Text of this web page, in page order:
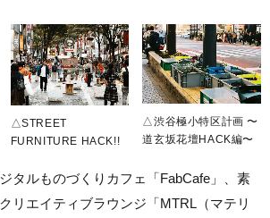
△STREET
FURNITURE HACK!!
△渋谷極小特区計画 〜
道玄坂花壇HACK編〜
タルものづくりカフェ「FabCafe」、素
リエイティブラウンジ「MTRL（マテリ